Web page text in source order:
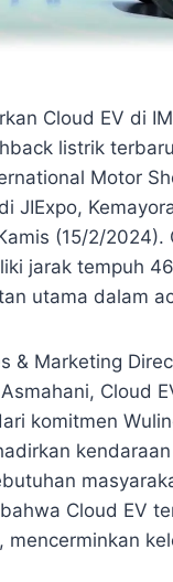
Cloud EV di
listrik
Motor
JIExpo,
(15/2/2024).
jarak tempuh
utama dalam
& Marketing
Cloud
komitmen
Cloud EV
mencerminkan